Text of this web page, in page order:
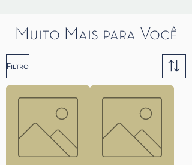
Muito Mais para Você
Filtro